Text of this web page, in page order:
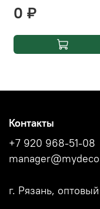
0 ₽
Контакты
+7 920 968-51-08
г. Рязань,